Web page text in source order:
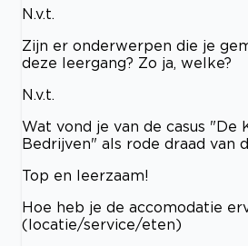
N.v.t.
Zijn er onderwerpen die je
deze leergang? Zo ja, welke?
N.v.t.
Wat vond je van de casus "De
Bedrijven" als rode draad van
Top en leerzaam!
Hoe heb je de accomodatie
(locatie/service/eten)